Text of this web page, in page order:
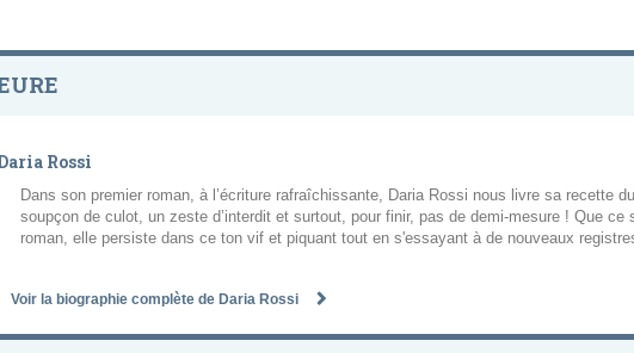
Rossi
Dans son premier roman, à l’écriture rafraîchissante, Daria Rossi nous livre sa recette
soupçon de culot, un zeste d’interdit et surtout, pour finir, pas de demi-mesure ! Que
roman, elle persiste dans ce ton vif et piquant tout en s'essayant à de nouveaux
Voir la biographie complète de Daria Rossi